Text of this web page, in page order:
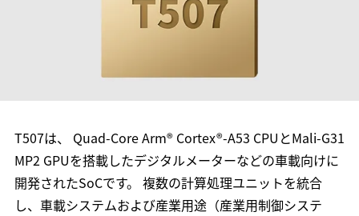
T507は、 Quad-Core Arm® Cortex®-A53 CPUとMali-G31
MP2 GPUを搭載したデジタルメーターなどの車載向けに
開発されたSoCです。 複数の計算処理ユニットを統合
し、車載システムおよび産業用途（産業用制御システ